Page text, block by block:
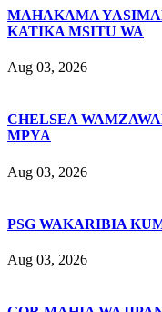
MAHAKAMA
KATIKA MSITU WA
Aug 03, 2026
CHELSEA
MPYA
Aug 03, 2026
PSG WAKARIBIA
Aug 03, 2026